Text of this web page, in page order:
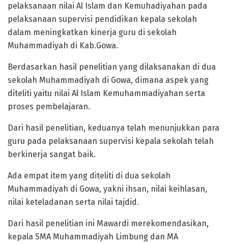
pelaksanaan nilai Al Islam dan Kemuhadiyahan pada
pelaksanaan supervisi pendidikan kepala sekolah
dalam meningkatkan kinerja guru di sekolah
Muhammadiyah di Kab.Gowa.
Berdasarkan hasil penelitian yang dilaksanakan di dua
sekolah Muhammadiyah di Gowa, dimana aspek yang
diteliti yaitu nilai Al Islam Kemuhammadiyahan serta
proses pembelajaran.
Dari hasil penelitian, keduanya telah menunjukkan para
guru pada pelaksanaan supervisi kepala sekolah telah
berkinerja sangat baik.
Ada empat item yang diteliti di dua sekolah
Muhammadiyah di Gowa, yakni ihsan, nilai keihlasan,
nilai keteladanan serta nilai tajdid.
Dari hasil penelitian ini Mawardi merekomendasikan,
kepala SMA Muhammadiyah Limbung dan MA